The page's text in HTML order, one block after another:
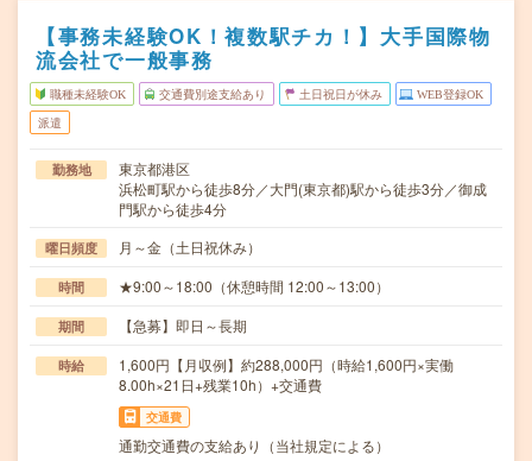
【事務未経験OK！複数駅チカ！】大手国際物
流会社で一般事務
職種未経験OK 交通費別途支給あり 土日祝日が休み WEB登録OK
派遣
勤務地
東京都港区
浜松町駅から徒歩8分／大門(東京都)駅から徒歩3分／御成
門駅から徒歩4分
曜日頻度 月～金（土日祝休み）
時間 ★9:00～18:00（休憩時間 12:00～13:00）
期間 【急募】即日～長期
時給
1,600円【月収例】約288,000円（時給1,600円×実働
8.00h×21日+残業10h）+交通費
交通費
通勤交通費の支給あり（当社規定による）